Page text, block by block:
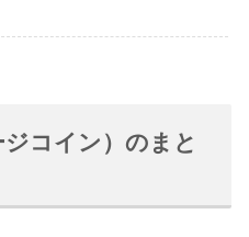
コイン）のまと